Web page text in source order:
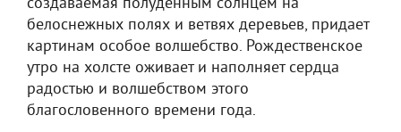
белоснежных полях и ветвях деревьев, придает
картинам особое волшебство. Рождественское
утро на холсте оживает и наполняет сердца
радостью и волшебством этого
благословенного времени года.